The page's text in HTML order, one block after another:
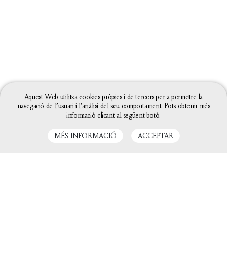
Aquest Web utilitza cookies pròpies i de tercers per a permetre la
navegació de l’usuari i l'anàlisi del seu comportament. Pots obtenir més
informació clicant al següent botó.
MÉS INFORMACIÓ ACCEPTAR